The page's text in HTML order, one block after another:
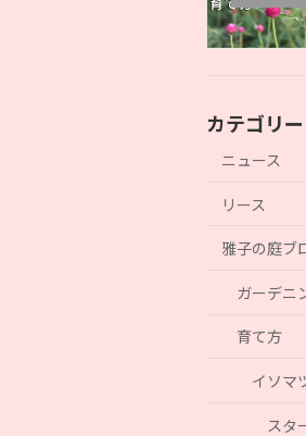
カテゴリー
ニュース
リース
雅子の庭ブ
ガーデニ
育て方
イソマ
スタ